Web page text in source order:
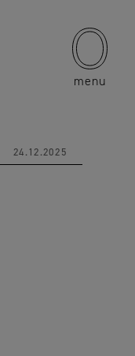
menu
24.12.2025